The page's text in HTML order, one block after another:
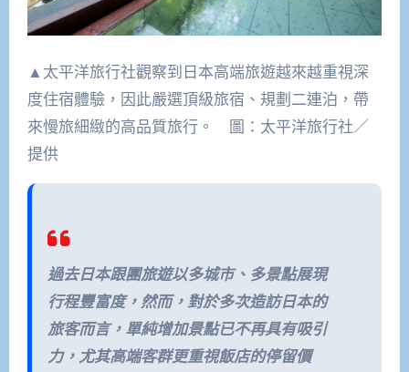
▲太平洋旅行社觀察到日本高端旅遊越來越重視深
度住宿體驗，因此嚴選頂級旅宿、規劃二連泊，帶
來慢旅細緻的高品質旅行。 圖：太平洋旅行社／
提供
過去日本跟團旅遊以多城市、多景點展現
行程豐富度，然而，對於多次造訪日本的
旅客而言，單純增加景點已不再具有吸引
力，尤其高端客群更重視飯店的停留價